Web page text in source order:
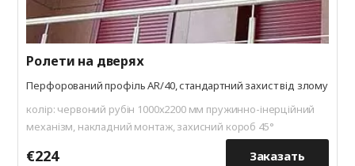
Ролети на дверях
Перфорований профіль AR/40, стандартний захист від злому
колір: червоний рубін 1000х2200 мм пружинно-інерційний
механізм, накладний монтаж, захисний короб 45°
€224 Заказать